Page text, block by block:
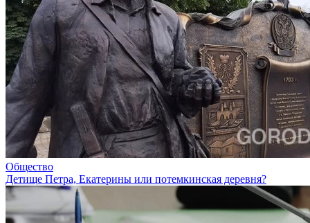
Общество
Детище Петра, Екатерины или потемкинская деревня?